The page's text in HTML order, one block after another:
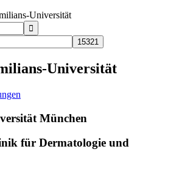
Universität
Universität
München
für Dermatologie und